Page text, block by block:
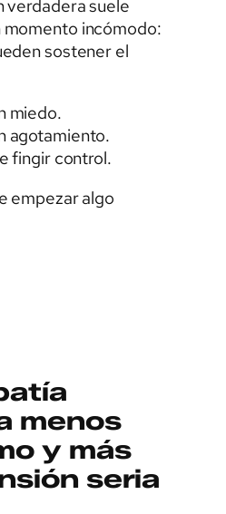
verdadera suele
momento incómodo:
sostener el
miedo.
agotamiento.
fingir control.
empezar algo
menos
y más
seria